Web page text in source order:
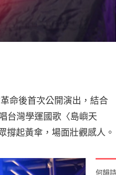
命後首次公開演出，結合
台灣學運國歌〈島嶼天
撐起黃傘，場面壯觀感人。
何韻